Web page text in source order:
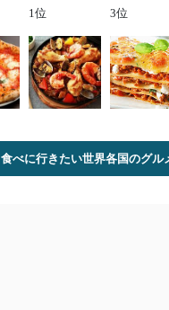
1位 3位
食べに行きたい世界各国のグル